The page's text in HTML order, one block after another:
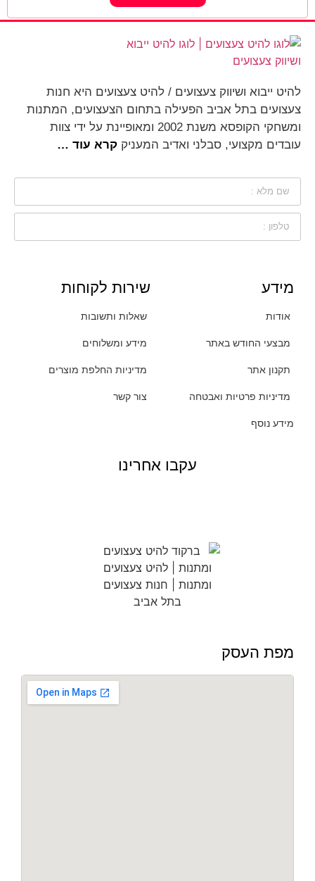
להיט ייבוא ושיווק צעצועים / להיט צעצועים היא חנות
צעצועים בתל אביב הפעילה בתחום הצעצועים, המתנות
ומשחקי הקופסא משנת 2002 ומאופיינת על ידי צוות
עובדים מקצועי, סבלני ואדיב המעניק קרא עוד …
מידע
אודות
מבצעי החודש באתר
תקנון אתר
מדיניות פרטיות ואבטחה
מידע נוסף
שירות לקוחות
שאלות ותשובות
מידע ומשלוחים
מדיניות החלפת מוצרים
צור קשר
עקבו אחרינו
מפת העסק